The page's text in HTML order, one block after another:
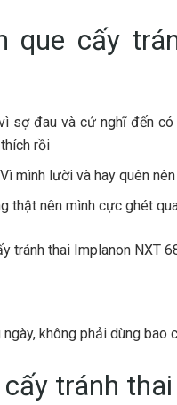
que cấy
sợ đau và cứ nghĩ đến có
rồi
mình lười và hay quên
thật nên mình cực ghét
tránh thai Implanon NXT
không phải dùng bao
tránh